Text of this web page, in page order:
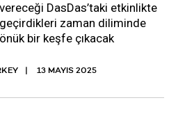
DasDas’taki etkinlikte
geçirdikleri zaman diliminde
bir keşfe çıkacak
13 MAYIS 2025